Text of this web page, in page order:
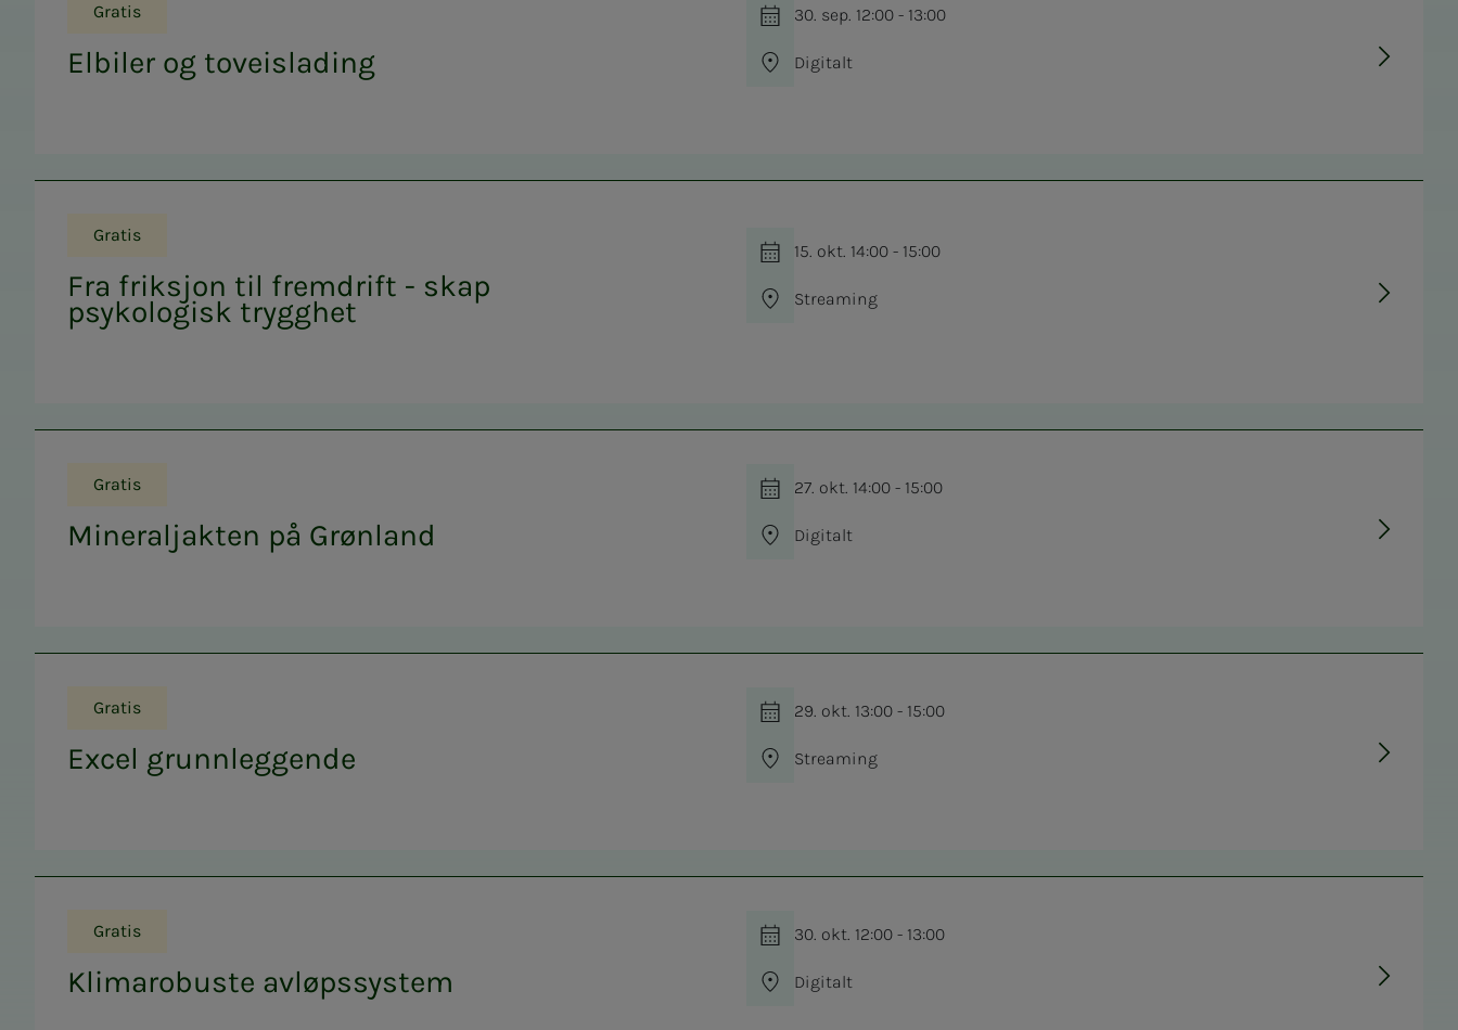
Gratis
Elbiler og toveislading
30. sep. 12:00 - 13:00
Digitalt
Gratis
Fra friksjon til fremdrift - skap
psykologisk trygghet
15. okt. 14:00 - 15:00
Streaming
Gratis
Mineraljakten på Grønland
27. okt. 14:00 - 15:00
Digitalt
Gratis
Excel grunnleggende
29. okt. 13:00 - 15:00
Streaming
Gratis
Klimarobuste avløpssystem
30. okt. 12:00 - 13:00
Digitalt